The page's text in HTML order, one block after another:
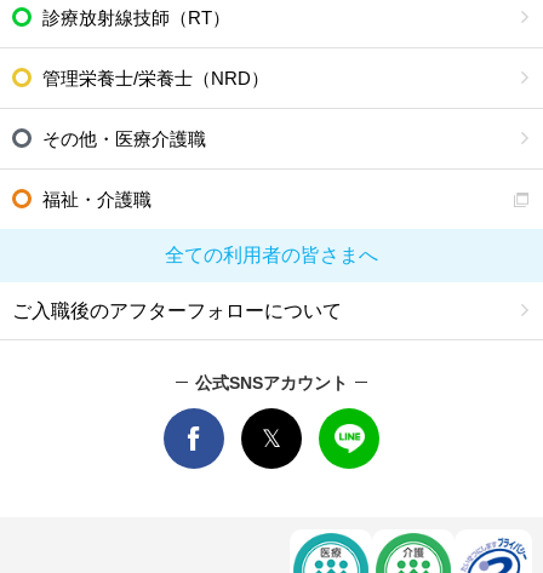
診療放射線技師（RT）
管理栄養士/栄養士（NRD）
その他・医療介護職
福祉・介護職
全ての利用者の皆さまへ
ご入職後のアフターフォローについて
公式SNSアカウント